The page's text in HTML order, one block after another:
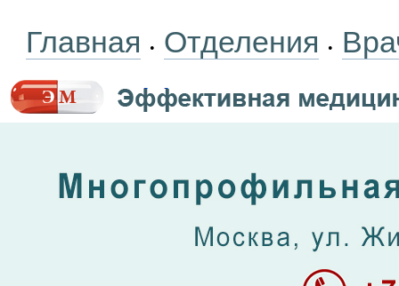
Главная • Отделения •